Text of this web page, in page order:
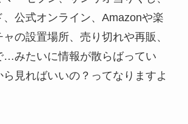
、公式オンライン、Amazonや楽
の設置場所、売り切れや再販、
…みたいに情報が散らばってい
見ればいいの？ってなりますよ